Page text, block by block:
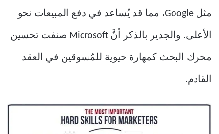
مثل Google، مما قد يُساعد في دفع المبيعات نحو
الأعلى. والجدير بالذكر أنَّ Microsoft صنفت تحسين
محرك البحث كمهارة حيوية للمُسوقين في العقد
القادم.